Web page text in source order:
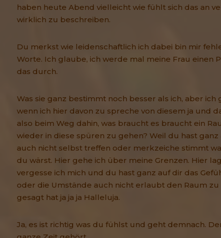
haben heute Abend vielleicht wie fühlt sich das an
wirklich zu beschreiben.
Du merkst wie leidenschaftlich ich dabei bin mir
Worte. Ich glaube, ich werde mal meine Frau einen
das durch.
Was sie ganz bestimmt noch besser als ich, aber
wenn ich hier davon zu spreche von diesem ja und
also beim Weg dahin, was braucht es braucht ein
wieder in diese spüren zu gehen? Weil du hast
auch nicht selbst treffen oder merkzeiche stimmt
du wärst. Hier gehe ich über meine Grenzen. Hier
vergesse ich mich und du hast ganz auf dir das
oder die Umstände auch nicht erlaubt den Raum
gesagt hat ja ja ja Halleluja.
Ja, es ist richtig was du fühlst und geht demnach.